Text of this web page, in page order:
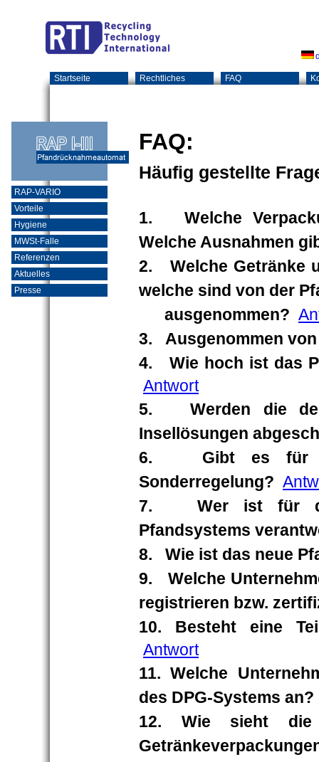
Startseite Rechtliches FAQ
RAP-VARIO
Vorteile
Hygiene
MWSt-Falle
Referenzen
Aktuelles
Presse
FAQ:
Häufig gestellte
1. Welche
Welche Ausnahmen
2. Welche Getränke
welche sind von der
ausgenommen?
3. Ausgenommen
4. Wie hoch ist das
Antwort
5. Werden die
Insellösungen
6. Gibt es für
Sonderregelung?
7. Wer ist für den
Pfandsystems
8. Wie ist das neue
9. Welche
registrieren bzw.
10. Besteht eine
Antwort
11. Welche
des DPG-Systems an?
12. Wie sieht die